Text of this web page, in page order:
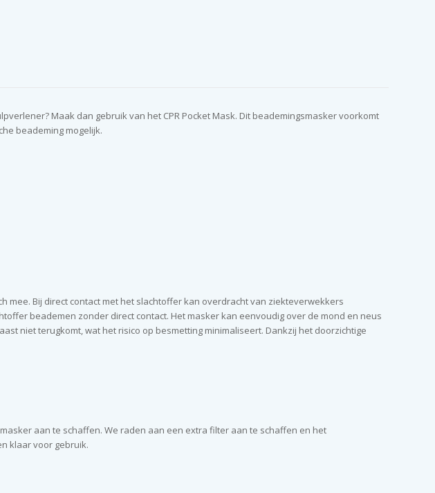
Maak dan gebruik van het CPR Pocket Mask. Dit beademingsmasker voorkomt
beademing mogelijk.
mee. Bij direct contact met het slachtoffer kan overdracht van ziekteverwekkers
beademen zonder direct contact. Het masker kan eenvoudig over de mond en neus
niet terugkomt, wat het risico op besmetting minimaliseert. Dankzij het doorzichtige
aan te schaffen. We raden aan een extra filter aan te schaffen en het
klaar voor gebruik.